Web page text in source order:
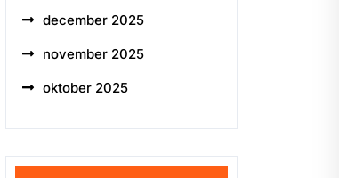
december 2025
november 2025
oktober 2025